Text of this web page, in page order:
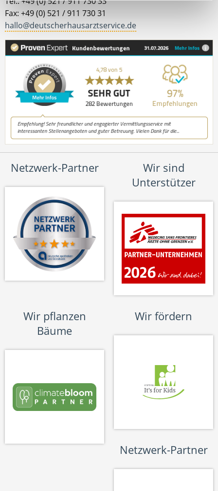
Fax: +49 (0) 521 / 911 730 31
hallo@deutscherhausarztservice.de
Netzwerk-Partner
Wir sind
Unterstützer
Wir pflanzen
Bäume
Wir fördern
Netzwerk-Partner